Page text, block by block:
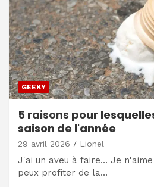
GEEKY
5 raisons pour
saison de l'année
29 avril 2026 Lionel
J'ai un aveu à faire… Je
peux profiter de la…